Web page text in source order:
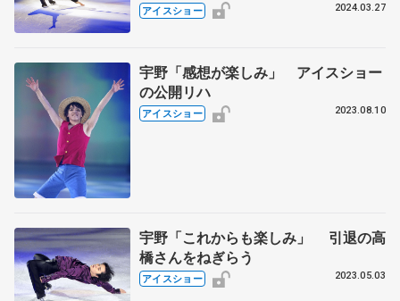
アイスショー 2024.03.27
宇野「感想が楽しみ」 アイスショー
の公開リハ
アイスショー 2023.08.10
宇野「これからも楽しみ」 引退の高
橋さんをねぎらう
アイスショー 2023.05.03